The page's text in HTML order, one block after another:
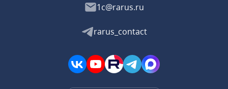
1c@rarus.ru
rarus_contact